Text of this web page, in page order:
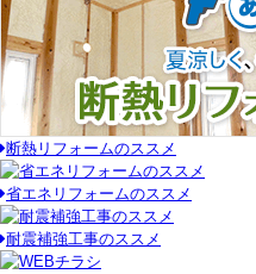
断熱リフォームのススメ
省エネリフォームのススメ
耐震補強工事のススメ